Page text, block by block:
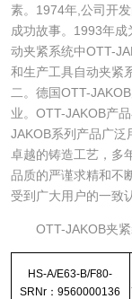
素。1974年,公司开
成功故事。1993年
动夹紧系统中OTT-
和生产工具自动夹紧
二。德国OTT-
业。OTT-JAKOB产
JAKOB系列产品广泛
卓越的铸造工艺，多
品质的严谨求精和不
受到广大用户的一致
OTT-JAKOB夹紧
HS-A/E63-B/F80-
SRNr：9560000136